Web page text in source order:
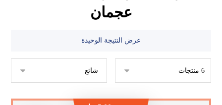
عجمان
عرض النتيجة الوحيدة